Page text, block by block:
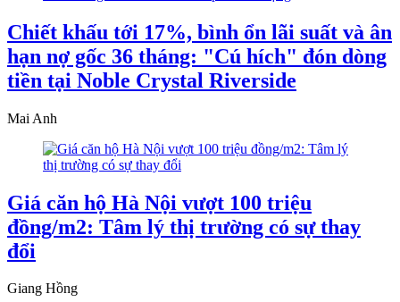
Chiết khấu tới 17%, bình ổn lãi suất và ân
hạn nợ gốc 36 tháng: "Cú hích" đón dòng
tiền tại Noble Crystal Riverside
Mai Anh
Giá căn hộ Hà Nội vượt 100 triệu
đồng/m2: Tâm lý thị trường có sự thay
đổi
Giang Hồng